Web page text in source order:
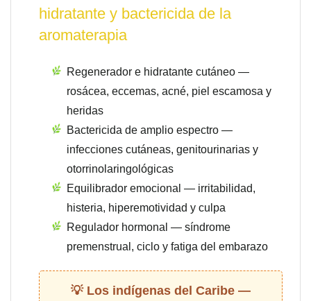
hidratante y bactericida de la
aromaterapia
Regenerador e hidratante cutáneo —
rosácea, eccemas, acné, piel escamosa y
heridas
Bactericida de amplio espectro —
infecciones cutáneas, genitourinarias y
otorrinolaringológicas
Equilibrador emocional — irritabilidad,
histeria, hiperemotividad y culpa
Regulador hormonal — síndrome
premenstrual, ciclo y fatiga del embarazo
Los indígenas del Caribe —